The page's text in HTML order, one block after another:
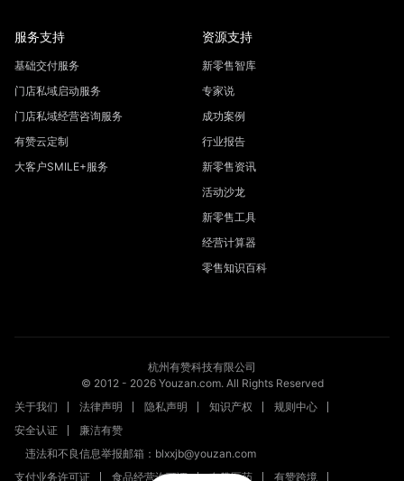
服务支持
基础交付服务
门店私域启动服务
门店私域经营咨询服务
有赞云定制
大客户SMILE+服务
资源支持
新零售智库
专家说
成功案例
行业报告
新零售资讯
活动沙龙
新零售工具
经营计算器
零售知识百科
杭州有赞科技有限公司
© 2012 - 2026Youzan.com. All Rights Reserved
关于我们
法律声明 隐私声明 知识产权
规则中心
安全认证
廉洁有赞
违法和不良信息举报邮箱：blxxjb@youzan.com
支付业务许可证
食品经营许可证 有赞医药 有赞跨境